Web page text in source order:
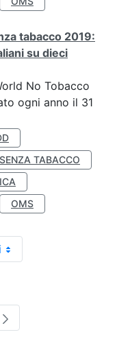
tabacco 2019:
su dieci
No Tobacco
ogni anno il 31
TABACCO
OMS